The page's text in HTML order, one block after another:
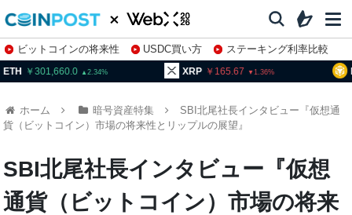
ビットコインの将来性 USDC買い方
ステーキング利率比較
株特集・関連銘柄
2.34 165.67 1.36
ホーム 暗号資産特集
SBI北尾社長インタビュー『仮想通
貨（ビットコイン）市場の将来性とリップルの展望』
SBI北尾社長インタビュー『仮想
通貨（ビットコイン）市場の将来